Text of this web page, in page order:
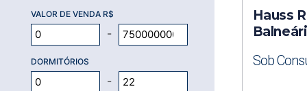
VALOR DE VENDA R$
-
DORMITÓRIOS
-
Hauss
Sob